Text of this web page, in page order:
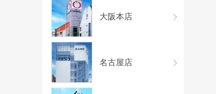
大阪本店
名古屋店